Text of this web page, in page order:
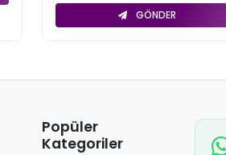
GÖNDER
Popüler
Kategoriler